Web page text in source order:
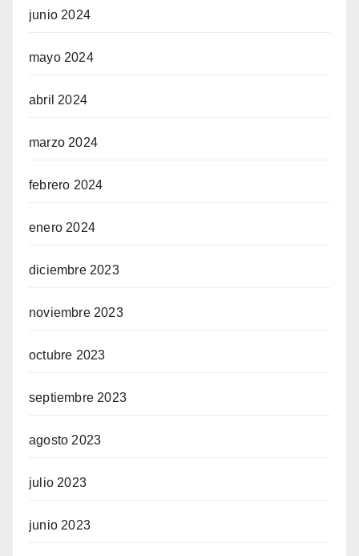
junio 2024
mayo 2024
abril 2024
marzo 2024
febrero 2024
enero 2024
diciembre 2023
noviembre 2023
octubre 2023
septiembre 2023
agosto 2023
julio 2023
junio 2023